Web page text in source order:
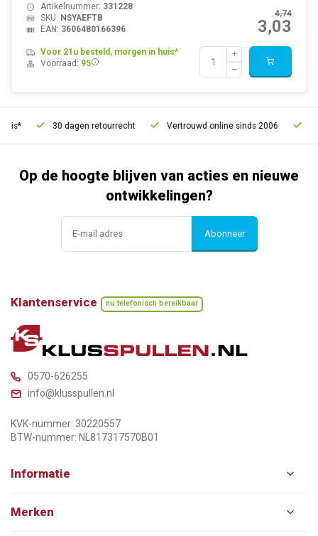
4,74
3,03
Artikelnummer: 331228
SKU: NSYAEFTB
EAN: 3606480166396
Voor 21u besteld, morgen in huis*
Voorraad: 95
30 dagen retourrecht Vertrouwd online sinds 2006 Gratis
Op de hoogte blijven van acties en nieuwe
ontwikkelingen?
Abonneer
Klantenservice nu telefonisch bereikbaar
0570-626255
info@klusspullen.nl
KVK-nummer: 30220557
BTW-nummer: NL817317570B01
Informatie
Merken